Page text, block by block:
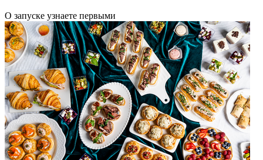
О запуске узнаете первыми